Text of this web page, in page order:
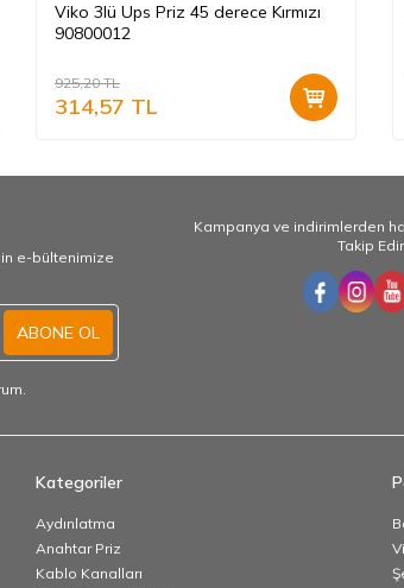
Viko 3lü Ups Priz 45 derece Kırmızı
90800012
925,20TL
314,57 TL
e-bültenimize
ABONE OL
Kampanya ve indirimlerden
Takip
Kategoriler
Aydınlatma
Anahtar Priz
Kablo Kanalları